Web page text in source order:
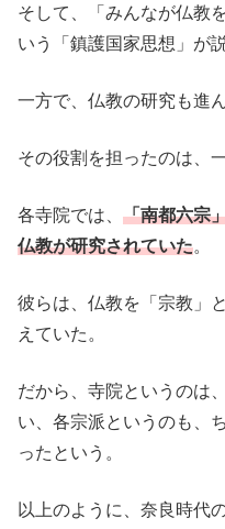
そして、「みんなが仏教
いう「鎮護国家思想」が
一方で、仏教の研究も進
その役割を担ったのは、
各寺院では、 「南都六宗
仏教が研究されていた。
彼らは、仏教を「宗教」
えていた。
だから、寺院というのは
い、各宗派というのも、
ったという。
以上のように、奈良時代